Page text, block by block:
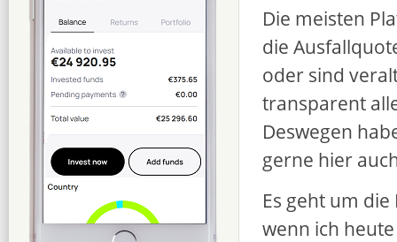
Die meisten
die
oder sind
transparent
Deswegen
gerne hier
Es geht um
wenn ich